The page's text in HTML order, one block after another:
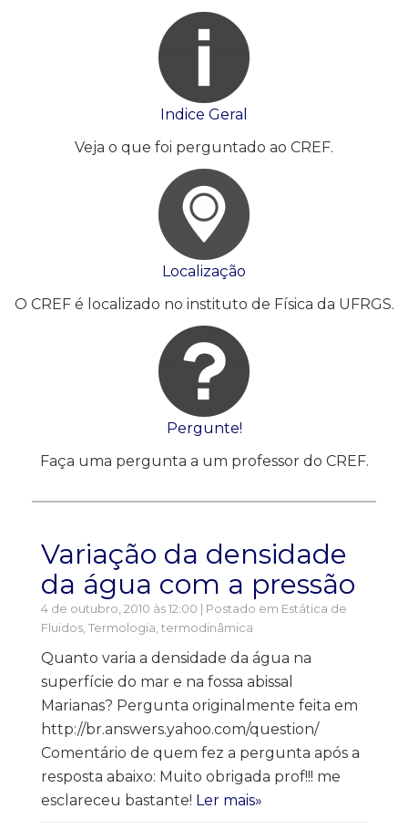
Indice Geral
Veja o que foi perguntado ao CREF.
Localização
O CREF é localizado no instituto de Física da UFRGS.
Pergunte!
Faça uma pergunta a um professor do CREF.
Variação da densidade
da água com a pressão
4 de outubro, 2010 às 12:00 | Postado em Estática de
Fluidos Termologia, termodinâmica
Quanto varia a densidade da água na
superfície do mar e na fossa abissal
Marianas? Pergunta originalmente feita em
http://br.answers.yahoo.com/question/
Comentário de quem fez a pergunta após a
resposta abaixo: Muito obrigada prof!!! me
esclareceu bastante! Ler mais»